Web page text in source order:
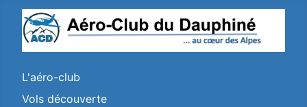
L'aéro-club
Vols découverte